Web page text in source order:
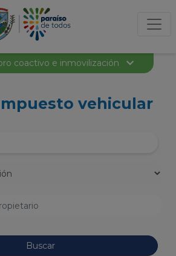
coactivo e inmovilización
vehicular
Buscar